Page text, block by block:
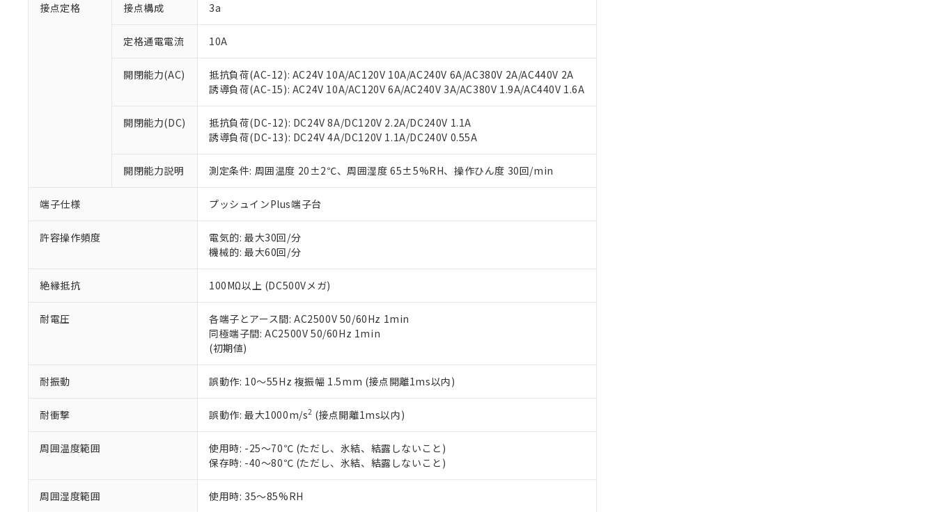
接点定格 接点構成 3a
定格通電電流 10A
開閉能力(AC)
抵抗負荷(AC-12): AC24V 10A/AC120V 10A/AC240V 6A/AC380V 2A/AC440V 2A
誘導負荷(AC-15): AC24V 10A/AC120V 6A/AC240V 3A/AC380V 1.9A/AC440V 1.6A
開閉能力(DC)
抵抗負荷(DC-12): DC24V 8A/DC120V 2.2A/DC240V 1.1A
誘導負荷(DC-13): DC24V 4A/DC120V 1.1A/DC240V 0.55A
開閉能力説明 測定条件: 周囲温度 20±2℃、周囲湿度 65±5%RH、操作ひん度 30回/min
端子仕様 プッシュインPlus端子台
許容操作頻度
電気的: 最大30回/分
機械的: 最大60回/分
絶縁抵抗 100MΩ以上 (DC500Vメガ)
耐電圧
各端子とアース間: AC2500V 50/60Hz 1min
同極端子間: AC2500V 50/60Hz 1min
(初期値)
耐振動 誤動作: 10～55Hz 複振幅 1.5mm (接点開離1ms以内)
耐衝撃 誤動作: 最大1000m/s2 (接点開離1ms以内)
周囲温度範囲
使用時: -25～70℃ (ただし、氷結、結露しないこと)
保存時: -40～80℃ (ただし、氷結、結露しないこと)
周囲湿度範囲 使用時: 35～85%RH
以下の条件をお読みいただき、同意のうえご利用ください。
本サービスは、当社制御機器事業取扱商品の当社在庫状況および標準価格(税抜)を提供させていただ
くものです。
当社制御機器事業取扱商品の中には、本サービスの対象外となる商品もあることをご了承ください。
のであり、閲覧された時点での実際の在庫および標準価格とは異なる場合があることをご了承くださ
い。
正式な納期状況および標準価格はお客様のお取引先、またはお客様担当のオムロン制御機器販売店・
当社販売員にご相談ください。
オムロン制御機器販売店や当社販売拠点は「販売ネットワーク
」をご確認ください。
在庫状況および標準価格結果を当社の事前の承諾なく第三者に漏洩または開示しないようお願いしま
マイパーツ機能（部品リスト作成サービス）をご利用いただくには、I-Webメンバーズにご登録され
ている必要があります。
お客様が当ウェブサイト上で当社にご登録された部品リストについて、当社および当社の共同利用者
さい。
※当社の共同利用者とは、"個人情報の共同利用に関して"
の「1.共同利用者の範囲」に記載されて
いる法人を指します。
仕入先様の事情により、非含有部品としていたものが、含有品と判明した場合などやむを得ず変更すること
があります。
*EU RoHS指令（10物質）：
鉛(Pb) 1000ppm以下、 水銀(Hg) 1000ppm以下、 カドミウム(Cd) 100ppm以下、
六価クロム(Cr(Ⅵ)) 1000ppm以下、ポリ臭化ビフェニル類(PBB) 1000ppm以下、ポリ臭化ジフェニルエーテル類(PBDE) 1000ppm以下、
但し、RoHS指令で産業用監視および制御機器に対する適用除外項目は除く。
フタル酸エステル類の４物質については閾値を超える意図的な使用がないことを確認しています。
※2 対応予定月
部品在庫の切り替え状況などにより、予定月が前後することがあります。
※3 非含有証明書ダウンロード
下記の非含有証明書をダウンロードすることができます。
EU RoHS指令（10物質）の非含有証明書
51物質の非含有証明書（当社基準）
※本証明書は発行日時点で非含有を証明するもので、過去に遡って非含有を証明するものではありません。
また、RoHS指令のフタル酸エステル類４物質の対応では、対応完了までの期間は出荷製品に未対応品が
混在することから備考欄に対応日を記載しておりました。
り割愛しております。
※1 中国RoHS○×表
「－」：未確認です。当社販売部門へお問い合わせください。
*中国RoHS10物質の基準値 (GB/T26572)：
Pb(鉛) :1000ppm、 Hg(水銀) : 1000ppm、 Cd(カドミウム) : 100ppm、
Cr(Ⅵ)(六価クロム) : 1000ppm、 PBBs(ポリ臭化ビフェニル類) : 1000ppm、 PBDEs(ポリ臭化ジフェニルエーテル類) : 1000ppm、
DBP(フタル酸ジブチル) : 1000ppm、 DIBP(フタル酸ジイソブチル) : 1000ppm、 BBP(フタル酸ブチルベンジル) : 1000ppm、
DEHP(フタル酸ビス(2-エチルヘキシル)) : 1000ppm
※2 環境保護使用期限
「ｅ」：有害物質（10物質）のすべてが基準値以下であることを示します。
「10」：通常の使用状況下において有害物質が外部に漏えいし、環境に深刻な影響を及ぼさない年数を意
味します。
当社は、これら貴社製品のうち、外国為替および外国貿易法に定める商品（以下｢規制貨物等」とい
う）を輸出または国外への提供する場合は、日本国政府の輸出許可(または役務取引許可)を取得する
当社は規制貨物を破棄する場合は、完全に破砕するなど、違法に輸出されないよう必要な手段を講じ
ます。
当社は貴社製品を、核兵器、ミサイル、化学兵器、生物兵器またはその他武器並びにこれらの製造装
当社は、貴社製品を第三者に販売する場合は、上記1、2および3の内容を当該第三者に通知します。
また当社は、販売先および販売に係わる関係者が違法に輸出するおそれがある場合は、取り引きをい
たしません。
記
号
説明
○ 一定数以上の在庫あり
△ 一定数には満たないが在庫あり
－
在庫なし(最新の在庫状況については、お客様のお取引先、またはお客様担当のオムロン制御
機器販売店・当社販売員にご確認ください)
空
白
受注生産機種、また在庫状況の情報を公開していない機種